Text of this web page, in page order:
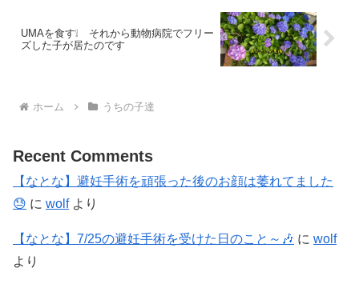
UMAを食す❕ それから動物病院でフリー
ズした子が居たのです
ホーム うちの子達
Recent Comments
【なとな】避妊手術を頑張った後のお顔は萎れてました
😓 に wolfより
【なとな】7/25の避妊手術を受けた日のこと～🎶 に wolf
より